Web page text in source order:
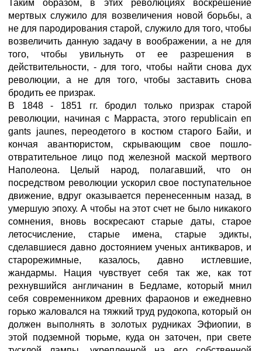
Таким образом, в этих революциях воскрешение
мертвых служило для возвеличения новой борьбы, а
не для пародирования старой, служило для того, чтобы
возвеличить данную задачу в воображении, а не для
того, чтобы увильнуть от ее разрешения в
действительности, - для того, чтобы найти снова дух
революции, а не для того, чтобы заставить снова
бродить ее призрак.
B 1848 - 1851 гг. бродил только призрак старой
революции, начиная с Марраста, этого republicain еп
gants jaunes, переодетого в костюм старого Байи, и
кончая авантюристом, скрывающим свое пошло-
отвратительное лицо под железной маской мертвого
Наполеона. Целый народ, полагавший, что он
посредством революции ускорил свое поступательное
движение, вдруг оказывается перенесенным назад, в
умершую эпоху. А чтобы на этот счет не было никакого
сомнения, вновь воскресают старые даты, старое
летосчисление, старые имена, старые эдикты,
сделавшиеся давно достоянием ученых антикваров, и
старорежимные, казалось, давно истлевшие,
жандармы. Нация чувствует себя так же, как тот
рехнувшийся англичанин в Бедламе, который мнил
себя современником древних фараонов и ежедневно
горько жаловался на тяжкий труд рудокопа, который он
должен выполнять в золотых рудниках Эфиопии, в
этой подземной тюрьме, куда он заточен, при свете